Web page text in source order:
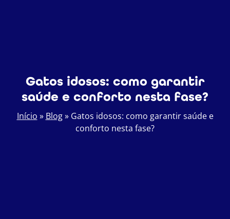
Gatos idosos: como garantir
saúde e conforto nesta fase?
Início » Blog» Gatos idosos: como garantir saúde e
conforto nesta fase?